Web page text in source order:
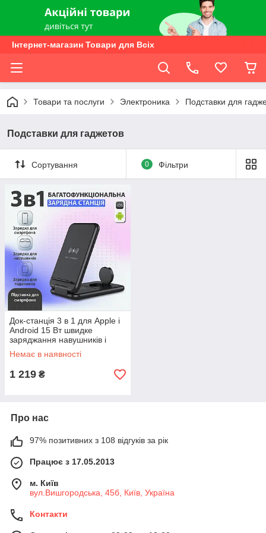
Інтернет-магазин Товари для Всіх
Товари та послуги Электроника Подставки для
Подставки для гаджетов
Сортування 0 Фільтри
Док-станція 3 в 1 для Apple і
Android 15 Вт швидке
заряджання навушників і
смартфона
Немає в наявності
1 219 ₴
Про нас
97% позитивних з 108 відгуків за рік
Працює з 17.05.2013
м. Київ
вул.Вишгородська, 45б, Київ, Україна
Контакти